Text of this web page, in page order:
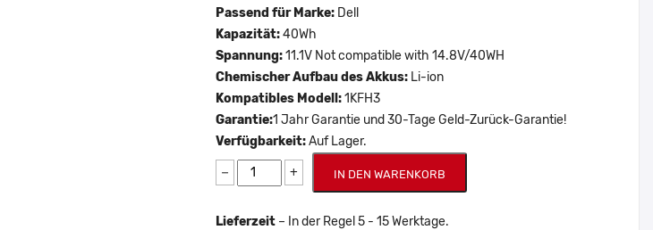
Passend für Marke: Dell
Kapazität:40Wh
Spannung:11.1V Not compatible with 14.8V/40WH
Chemischer Aufbau des Akkus: Li-ion
Kompatibles Modell:1KFH3
Garantie:1 Jahr Garantie und 30-Tage Geld-Zurück-Garantie!
Verfügbarkeit:Auf Lager.
− + IN DEN WARENKORB
Lieferzeit – In der Regel 5 - 15 Werktage.